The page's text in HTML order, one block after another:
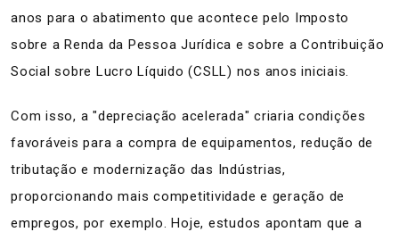
anos para o abatimento que acontece pelo Imposto
sobre a Renda da Pessoa Jurídica e sobre a Contribuição
Social sobre Lucro Líquido (CSLL) nos anos iniciais.
Com isso, a "depreciação acelerada" criaria condições
favoráveis para a compra de equipamentos, redução de
tributação e modernização das Indústrias,
proporcionando mais competitividade e geração de
empregos, por exemplo. Hoje, estudos apontam que a